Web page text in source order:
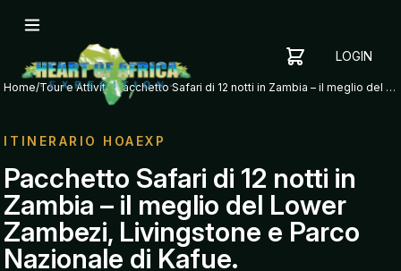
SHOPPING
YOUR
CART
ITEMS
TO YOUR
CART TO
GET
LOGIN
Home/Tour e Attivita/ Pacchetto Safari di 12 notti in Zambia – il meglio del Lower Zambezi, Livingstone e Parco Nazionale di Kafue.
ITINERARIO HOAEXP
Pacchetto Safari di 12 notti in
Zambia – il meglio del Lower
Zambezi, Livingstone e Parco
Nazionale di Kafue.